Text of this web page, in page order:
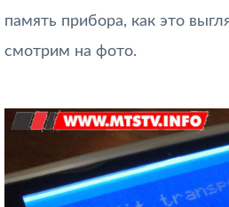
память прибора, как это
смотрим на фото.